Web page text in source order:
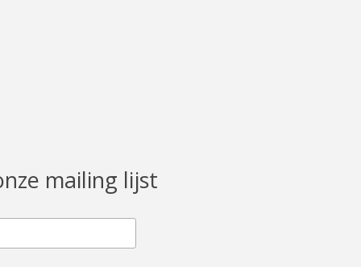
mailing lijst